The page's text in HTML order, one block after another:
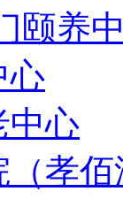
颐养
心
中心
孝